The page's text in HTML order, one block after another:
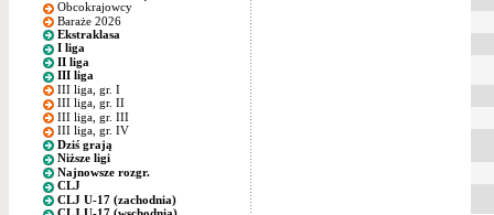
Obcokrajowcy
Baraże 2026
Ekstraklasa
I liga
II liga
III liga
III liga, gr. I
III liga, gr. II
III liga, gr. III
III liga, gr. IV
Dziś grają
Niższe ligi
Najnowsze rozgr.
CLJ
CLJ U-17 (zachodnia)